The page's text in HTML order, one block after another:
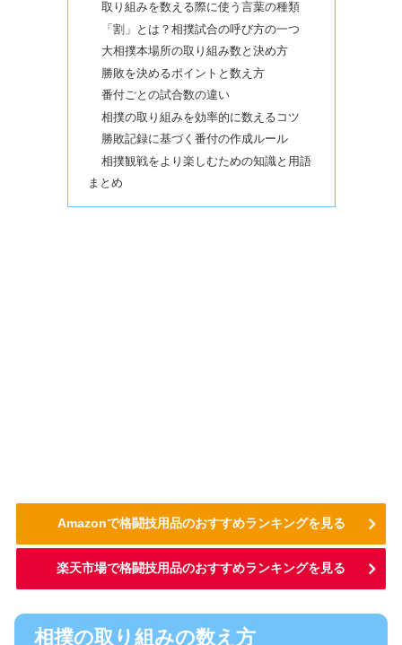
取り組みを数える際に使う言葉の種類
「割」とは？相撲試合の呼び方の一つ
大相撲本場所の取り組み数と決め方
勝敗を決めるポイントと数え方
番付ごとの試合数の違い
相撲の取り組みを効率的に数えるコツ
勝敗記録に基づく番付の作成ルール
相撲観戦をより楽しむための知識と用語
まとめ
Amazonで格闘技用品のおすすめランキングを見る
楽天市場で格闘技用品のおすすめランキングを見る
相撲の取り組みの数え方